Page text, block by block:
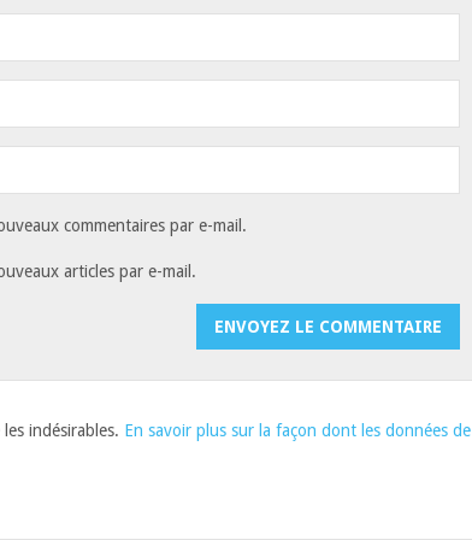
commentaires par e-mail.
articles par e-mail.
indésirables. En savoir plus sur la façon dont les données de